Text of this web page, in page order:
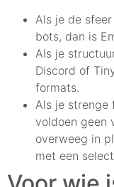
Als je de
bots, dan is
Als je
Discord of
formats.
Als je strenge
voldoen geen
overweeg in
met een